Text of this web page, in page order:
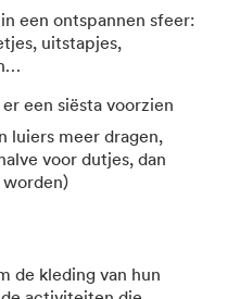
een ontspannen sfeer:
uitstapjes,
een siësta voorzien
luiers meer dragen,
voor dutjes, dan
de kleding van hun